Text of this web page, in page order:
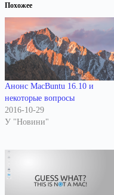
Похожее
Анонс MacBuntu 16.10 и
некоторые вопросы
2016-10-29
У "Новини"